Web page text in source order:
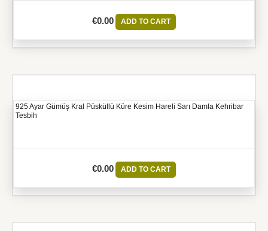
€0.00 ADD TO CART
925 Ayar Gümüş Kral Püsküllü Küre Kesim Hareli Sarı Damla Kehribar
Tesbih
€0.00 ADD TO CART